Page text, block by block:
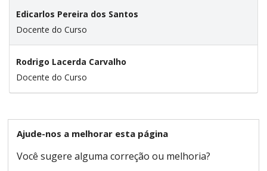
Edicarlos Pereira dos Santos
Docente do Curso
Rodrigo Lacerda Carvalho
Docente do Curso
Ajude-nos a melhorar esta página
Você sugere alguma correção ou melhoria?